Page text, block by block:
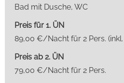
Bad mit Dusche, WC
Preis für 1. ÜN
89,00 €/Nacht für 2 Pers.
Preis ab 2. ÜN
79,00 €/Nacht für 2 Pers.